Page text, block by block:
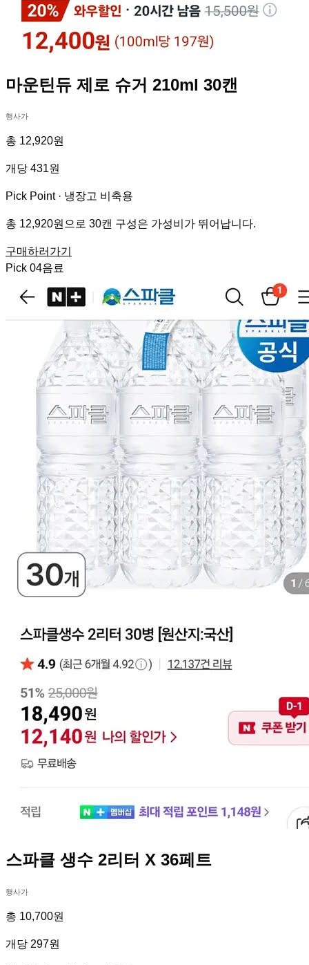
마운틴듀 제로 슈거 210ml 30캔
행사가
총 12,920원
개당 431원
Pick Point · 냉장고 비축용
총 12,920원으로 30캔 구성은 가성비가 뛰어납니다.
구매하러가기
Pick 04음료
스파클 생수 2리터 X 36페트
행사가
총 10,700원
개당 297원